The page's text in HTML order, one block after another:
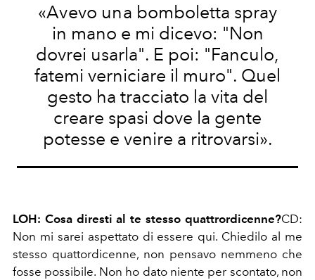
«Avevo una bomboletta spray
in mano e mi dicevo: "Non
dovrei usarla". E poi: "Fanculo,
fatemi verniciare il muro". Quel
gesto ha tracciato la vita del
creare spasi dove la gente
potesse e venire a ritrovarsi».
LOH: Cosa diresti al te stesso quattrordicenne?CD:
Non mi sarei aspettato di essere qui. Chiedilo al me
stesso quattordicenne, non pensavo nemmeno che
fosse possibile. Non ho dato niente per scontato, non